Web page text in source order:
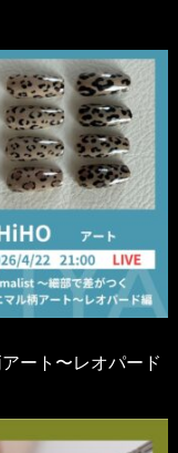
ート〜レオパード